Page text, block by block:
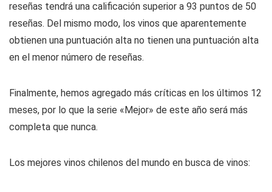
reseñas tendrá una calificación superior a 93 puntos de 50
reseñas. Del mismo modo, los vinos que aparentemente
obtienen una puntuación alta no tienen una puntuación alta
en el menor número de reseñas.
Finalmente, hemos agregado más críticas en los últimos 12
meses, por lo que la serie «Mejor» de este año será más
completa que nunca.
Los mejores vinos chilenos del mundo en busca de vinos: